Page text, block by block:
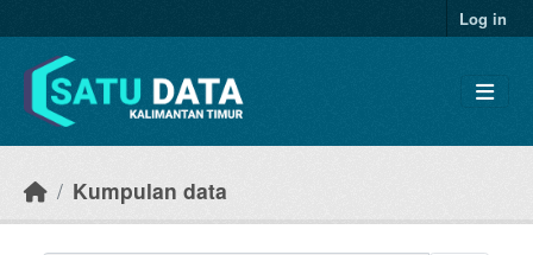
Log in
Kumpulan data